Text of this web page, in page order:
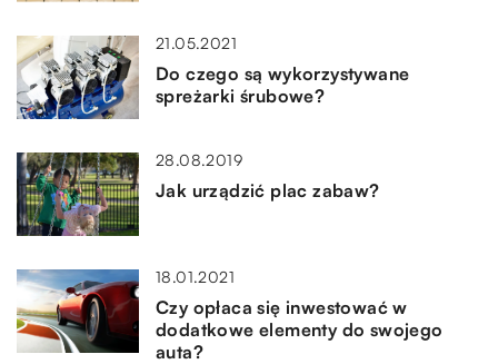
21.05.2021
Do czego są wykorzystywane
spreżarki śrubowe?
28.08.2019
Jak urządzić plac zabaw?
18.01.2021
Czy opłaca się inwestować w
dodatkowe elementy do swojego
auta?